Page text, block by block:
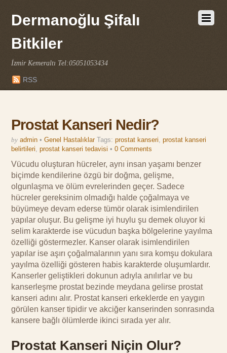
Dermanoğlu Şifalı
Bitkiler
İzmir Kemeraltı Tel:05051053434
RSS
Prostat Kanseri Nedir?
by admin • Genel Hastalıklar Tags:prostat kanseri,prostat kanseri
belirtileri,prostat kanseri tedavisi •0 Comments
Vücudu oluşturan hücreler, aynı insan yaşamı benzer
biçimde kendilerine özgü bir doğma, gelişme,
olgunlaşma ve ölüm evrelerinden geçer. Sadece
hücreler gereksinim olmadığı halde çoğalmaya ve
büyümeye devam ederse tümör olarak isimlendirilen
yapılar oluşur. Bu gelişme iyi huylu şu demek oluyor ki
selim karakterde ise vücudun başka bölgelerine yayılma
özelliği göstermezler. Kanser olarak isimlendirilen
yapılar ise aşırı çoğalmalarının yanı sıra komşu dokulara
yayılma özelliği gösteren habis karakterde oluşumlardır.
Kanserler geliştikleri dokunun adıyla anılırlar ve bu
kanserleşme prostat bezinde meydana gelirse prostat
kanseri adını alır. Prostat kanseri erkeklerde en yaygın
görülen kanser tipidir ve akciğer kanserinden sonrasında
kansere bağlı ölümlerde ikinci sırada yer alır.
Prostat Kanseri Niçin Olur?